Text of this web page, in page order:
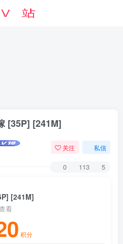
[35P] [241M]
关注 私信
0 113 5
[241M]
看
积分